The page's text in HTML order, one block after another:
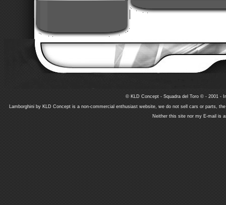
© KLD Concept - Squadra del Toro © - 2001 -
Lamborghini by KLD Concept is a non-commercial enthusiast website, we do not sell cars or parts,
Neither this site nor my E-mail is